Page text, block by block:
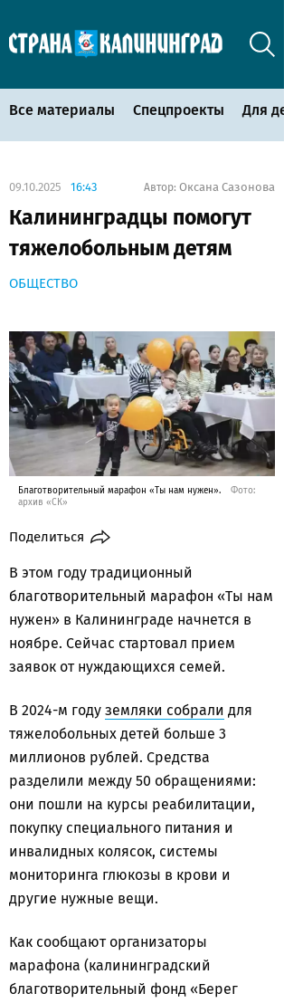
Все материалы Спецпроекты Для
09.10.2025 16:43 Автор: Оксана Сазонова
Калининградцы помогут
тяжелобольным детям
ОБЩЕСТВО
Благотворительный марафон «Ты нам нужен».
Фото:
архив «СК»
Поделиться
В этом году традиционный
благотворительный марафон «Ты нам
нужен» в Калининграде начнется в
ноябре. Сейчас стартовал прием
заявок от нуждающихся семей.
В 2024-м году земляки собрали для
тяжелобольных детей больше 3
миллионов рублей. Средства
разделили между 50 обращениями:
они пошли на курсы реабилитации,
покупку специального питания и
инвалидных колясок, системы
мониторинга глюкозы в крови и
другие нужные вещи.
Как сообщают организаторы
марафона (калининградский
благотворительный фонд «Берег